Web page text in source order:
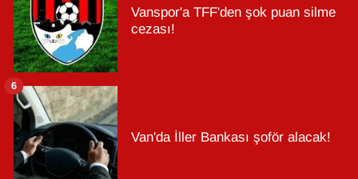
Vanspor'a TFF'den şok puan silme
cezası!
Van'da İller Bankası şoför alacak!
6